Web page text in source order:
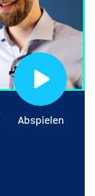
Abspielen